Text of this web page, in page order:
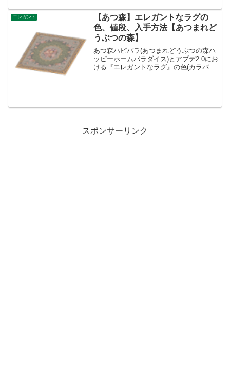
エレガント
【あつ森】エレガントなラグの
色、値段、入手方法【あつまれど
うぶつの森】
あつ森ハピパラ(あつまれどうぶつの森ハ
ッピーホームパラダイス)とアプデ2.0にお
ける『エレガントなラグ』の色(カラバリ)
スポンサーリンク